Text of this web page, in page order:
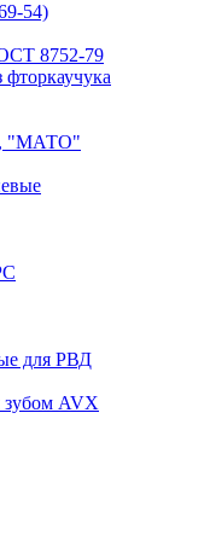
54)
8752-79
"МАТО"
для РВД
AVX